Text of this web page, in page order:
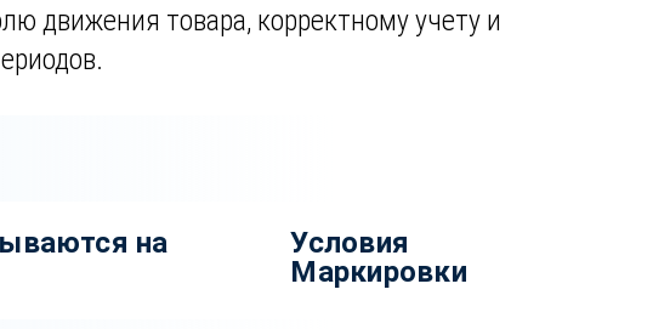
движения товара, корректному учету и
на
Условия
Маркировки